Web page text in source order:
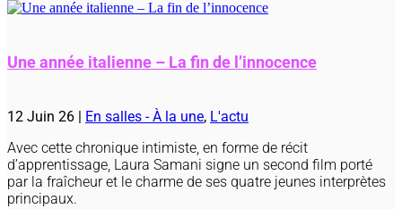
Une année italienne – La fin de l’innocence
12 Juin 26 En salles - À la une, L'actu
Avec cette chronique intimiste, en forme de récit
d’apprentissage, Laura Samani signe un second film porté
par la fraîcheur et le charme de ses quatre jeunes interprètes
principaux.